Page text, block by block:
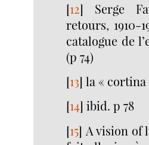
[12] Serge
retours, 1910-
catalogue de
(p 74)
[13]la « cortina
[14]ibid. p 78
[15] A vision of